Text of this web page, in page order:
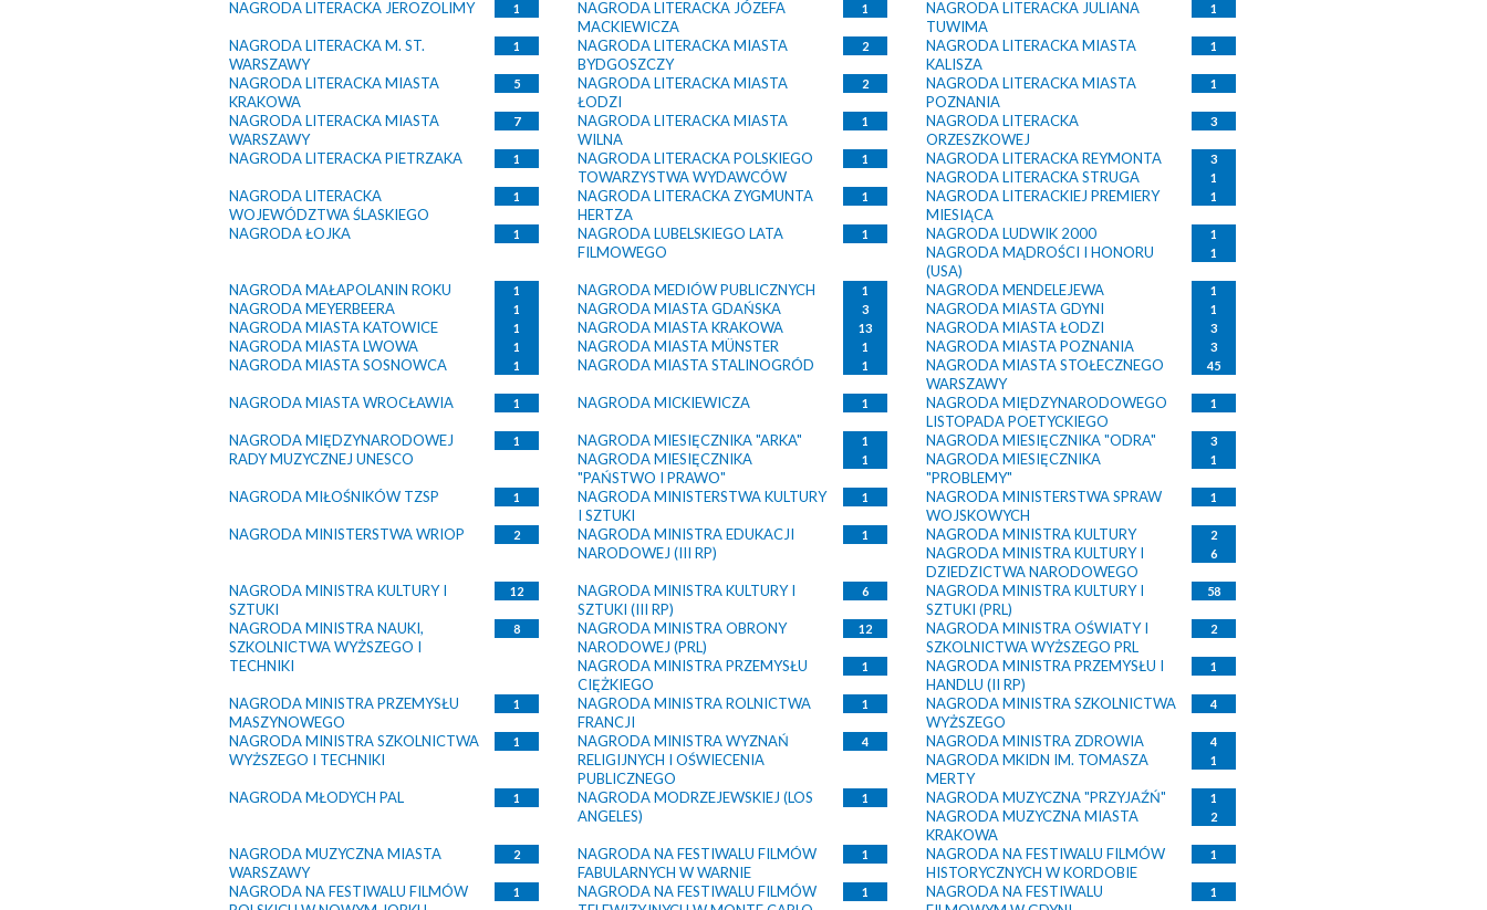
NAGRODA LITERACKA JEROZOLIMY 1
NAGRODA LITERACKA JÓZEFA
MACKIEWICZA
1
NAGRODA LITERACKA JULIANA
TUWIMA
1
NAGRODA LITERACKA M. ST.
WARSZAWY
1
NAGRODA LITERACKA MIASTA
BYDGOSZCZY
2
NAGRODA LITERACKA MIASTA
KALISZA
1
NAGRODA LITERACKA MIASTA
KRAKOWA
5
NAGRODA LITERACKA MIASTA
ŁODZI
2
NAGRODA LITERACKA MIASTA
POZNANIA
1
NAGRODA LITERACKA MIASTA
WARSZAWY
7
NAGRODA LITERACKA MIASTA
WILNA
1
NAGRODA LITERACKA
ORZESZKOWEJ
3
NAGRODA LITERACKA PIETRZAKA 1
NAGRODA LITERACKA POLSKIEGO
TOWARZYSTWA WYDAWCÓW
1 NAGRODA LITERACKA REYMONTA 3
NAGRODA LITERACKA STRUGA 1
NAGRODA LITERACKA
WOJEWÓDZTWA ŚLASKIEGO
1
NAGRODA LITERACKA ZYGMUNTA
HERTZA
1
NAGRODA LITERACKIEJ PREMIERY
MIESIĄCA
1
NAGRODA ŁOJKA 1
NAGRODA LUBELSKIEGO LATA
FILMOWEGO
1 NAGRODA LUDWIK 2000 1
NAGRODA MĄDROŚCI I HONORU
(USA)
1
NAGRODA MAŁAPOLANIN ROKU 1 NAGRODA MEDIÓW PUBLICZNYCH 1 NAGRODA MENDELEJEWA 1
NAGRODA MEYERBEERA 1 NAGRODA MIASTA GDAŃSKA 3 NAGRODA MIASTA GDYNI 1
NAGRODA MIASTA KATOWICE 1 NAGRODA MIASTA KRAKOWA 13 NAGRODA MIASTA ŁODZI 3
NAGRODA MIASTA LWOWA 1 NAGRODA MIASTA MÜNSTER 1 NAGRODA MIASTA POZNANIA 3
NAGRODA MIASTA SOSNOWCA 1 NAGRODA MIASTA STALINOGRÓD 1
NAGRODA MIASTA STOŁECZNEGO
WARSZAWY
45
NAGRODA MIASTA WROCŁAWIA 1 NAGRODA MICKIEWICZA 1
NAGRODA MIĘDZYNARODOWEGO
LISTOPADA POETYCKIEGO
1
NAGRODA MIĘDZYNARODOWEJ
RADY MUZYCZNEJ UNESCO
1 NAGRODA MIESIĘCZNIKA "ARKA" 1 NAGRODA MIESIĘCZNIKA "ODRA" 3
NAGRODA MIESIĘCZNIKA
"PAŃSTWO I PRAWO"
1
NAGRODA MIESIĘCZNIKA
"PROBLEMY"
1
NAGRODA MIŁOŚNIKÓW TZSP 1
NAGRODA MINISTERSTWA KULTURY
I SZTUKI
1
NAGRODA MINISTERSTWA SPRAW
WOJSKOWYCH
1
NAGRODA MINISTERSTWA WRIOP 2
NAGRODA MINISTRA EDUKACJI
NARODOWEJ (III RP)
1 NAGRODA MINISTRA KULTURY 2
NAGRODA MINISTRA KULTURY I
DZIEDZICTWA NARODOWEGO
6
NAGRODA MINISTRA KULTURY I
SZTUKI
12
NAGRODA MINISTRA KULTURY I
SZTUKI (III RP)
6
NAGRODA MINISTRA KULTURY I
SZTUKI (PRL)
58
NAGRODA MINISTRA NAUKI,
SZKOLNICTWA WYŻSZEGO I
TECHNIKI
8
NAGRODA MINISTRA OBRONY
NARODOWEJ (PRL)
12
NAGRODA MINISTRA OŚWIATY I
SZKOLNICTWA WYŻSZEGO PRL
2
NAGRODA MINISTRA PRZEMYSŁU
CIĘŻKIEGO
1
NAGRODA MINISTRA PRZEMYSŁU I
HANDLU (II RP)
1
NAGRODA MINISTRA PRZEMYSŁU
MASZYNOWEGO
1
NAGRODA MINISTRA ROLNICTWA
FRANCJI
1
NAGRODA MINISTRA SZKOLNICTWA
WYŻSZEGO
4
NAGRODA MINISTRA SZKOLNICTWA
WYŻSZEGO I TECHNIKI
1
NAGRODA MINISTRA WYZNAŃ
RELIGIJNYCH I OŚWIECENIA
PUBLICZNEGO
4 NAGRODA MINISTRA ZDROWIA 4
NAGRODA MKIDN IM. TOMASZA
MERTY
1
NAGRODA MŁODYCH PAL 1
NAGRODA MODRZEJEWSKIEJ (LOS
ANGELES)
1 NAGRODA MUZYCZNA "PRZYJAŹŃ" 1
NAGRODA MUZYCZNA MIASTA
KRAKOWA
2
NAGRODA MUZYCZNA MIASTA
WARSZAWY
2
NAGRODA NA FESTIWALU FILMÓW
FABULARNYCH W WARNIE
1
NAGRODA NA FESTIWALU FILMÓW
HISTORYCZNYCH W KORDOBIE
1
NAGRODA NA FESTIWALU FILMÓW
1
NAGRODA NA FESTIWALU FILMÓW
1
NAGRODA NA FESTIWALU
1